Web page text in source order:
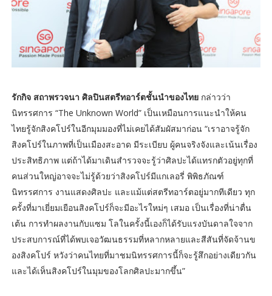
รักกิจ สถาพรวจนา ศิลปินสตรีทอาร์ตชั้นนำของไทยกล่าวว่า
นิทรรศการ “The Unknown World” เป็นเหมือนการแนะนำให้คน
ไทยรู้จักสิงคโปร์ในอีกมุมมองที่ไม่เคยได้สัมผัสมาก่อน “เราอาจรู้จัก
สิงคโปร์ในภาพที่เป็นเมืองสะอาด มีระเบียบ ผู้คนจริงจังและเน้นเรื่อง
ประสิทธิภาพ แต่ถ้าได้มาเดินสำรวจจะรู้ว่าศิลปะได้แทรกตัวอยู่ทุกที่
คนส่วนใหญ่อาจจะไม่รู้ด้วยว่าสิงคโปร์มีแกเลอรี่ พิพิธภัณฑ์
นิทรรศการ งานแสดงศิลปะ และแม้แต่สตรีทอาร์ตอยู่มากทีเดียว ทุก
ครั้งที่มาเยี่ยมเยือนสิงคโปร์ก็จะมีอะไรใหม่ๆ เสมอ เป็นเรื่องที่น่าตื่น
เต้น การทำผลงานกับแซม โลในครั้งนี้เองก็ได้รับแรงบันดาลใจจาก
ประสบการณ์ที่ได้พบเจอวัฒนธรรมที่หลากหลายและสีสันที่จัดจ้านข
องสิงคโปร์ หวังว่าคนไทยที่มาชมนิทรรศการนี้ก็จะรู้สึกอย่างเดียวกัน
และได้เห็นสิงคโปร์ในมุมของโลกศิลปะมากขึ้น”